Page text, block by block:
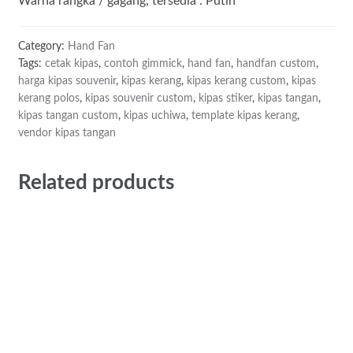
Category: Hand Fan
Tags: cetak kipas, contoh gimmick, hand fan, handfan custom,
harga kipas souvenir, kipas kerang, kipas kerang custom, kipas
kerang polos, kipas souvenir custom, kipas stiker, kipas tangan,
kipas tangan custom, kipas uchiwa, template kipas kerang,
vendor kipas tangan
Related products